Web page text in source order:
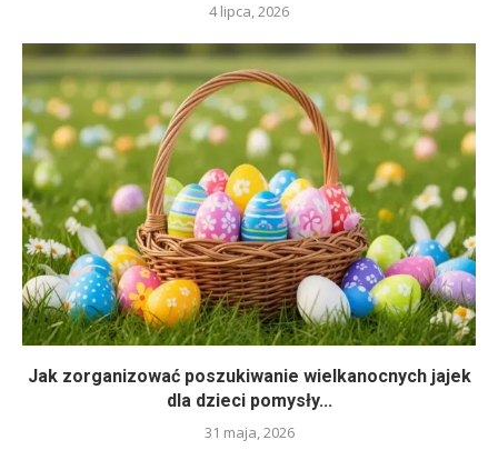
4 lipca, 2026
Jak zorganizować poszukiwanie wielkanocnych jajek
dla dzieci pomysły...
31 maja, 2026